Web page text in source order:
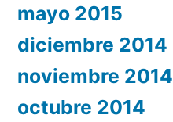
mayo 2015
diciembre 2014
noviembre 2014
octubre 2014